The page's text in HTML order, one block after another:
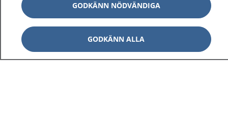
GODKÄNN NÖDVÄNDIGA
GODKÄNN ALLA